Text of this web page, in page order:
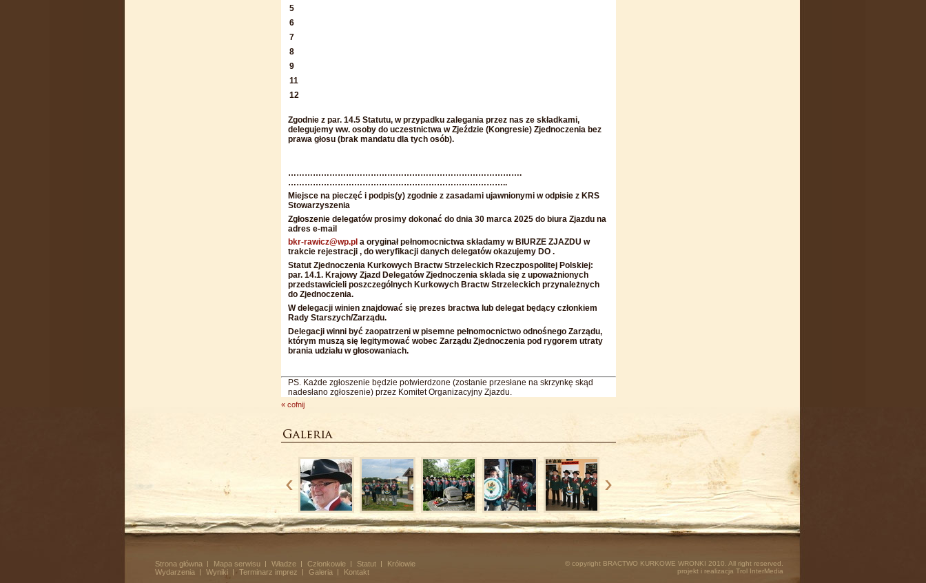
5
6
7
8
9
11
12
Zgodnie z par. 14.5 Statutu, w przypadku zalegania przez nas ze składkami,
delegujemy ww. osoby do uczestnictwa w Zjeździe (Kongresie) Zjednoczenia bez
prawa głosu (brak mandatu dla tych osób).
………………………………………………………………………….
……………………………………………………………………..
Miejsce na pieczęć i podpis(y) zgodnie z zasadami ujawnionymi w odpisie z KRS
Stowarzyszenia
Zgłoszenie delegatów prosimy dokonać do dnia 30 marca 2025 do biura Zjazdu na
adres e-mail
bkr-rawicz@wp.pl a oryginał pełnomocnictwa składamy w BIURZE ZJAZDU w
trakcie rejestracji , do weryfikacji danych delegatów okazujemy DO .
Statut Zjednoczenia Kurkowych Bractw Strzeleckich Rzeczpospolitej Polskiej:
par. 14.1. Krajowy Zjazd Delegatów Zjednoczenia składa się z upoważnionych
przedstawicieli poszczególnych Kurkowych Bractw Strzeleckich przynależnych
do Zjednoczenia.
W delegacji winien znajdować się prezes bractwa lub delegat będący członkiem
Rady Starszych/Zarządu.
Delegacji winni być zaopatrzeni w pisemne pełnomocnictwo odnośnego Zarządu,
którym muszą się legitymować wobec Zarządu Zjednoczenia pod rygorem utraty
brania udziału w głosowaniach.
PS. Każde zgłoszenie będzie potwierdzone (zostanie przesłane na skrzynkę skąd
nadesłano zgłoszenie) przez Komitet Organizacyjny Zjazdu.
« cofnij
Strona główna Mapa serwisu Władze Członkowie Statut
Królowie
Wydarzenia
Wyniki Terminarz imprez Galeria Kontakt
© copyright BRACTWO KURKOWE WRONKI 2010. All right reserved.
projekt i realizacja Trol InterMedia